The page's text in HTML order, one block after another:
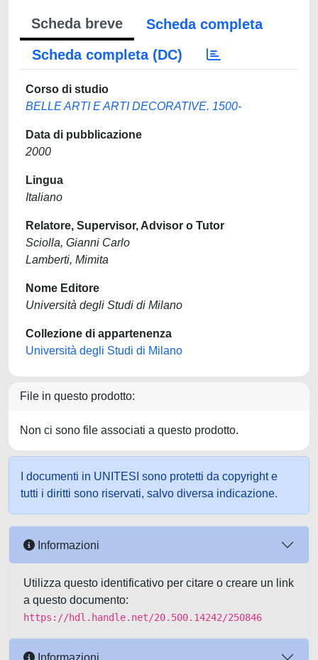
Scheda breve
Scheda completa
Scheda completa (DC)
Corso di studio
BELLE ARTI E ARTI DECORATIVE. 1500-
Data di pubblicazione
2000
Lingua
Italiano
Relatore, Supervisor, Advisor o Tutor
Sciolla, Gianni Carlo
Lamberti, Mimita
Nome Editore
Università degli Studi di Milano
Collezione di appartenenza
Università degli Studi di Milano
File in questo prodotto:
Non ci sono file associati a questo prodotto.
I documenti in UNITESI sono protetti da copyright e
tutti i diritti sono riservati, salvo diversa indicazione.
Informazioni
Utilizza questo identificativo per citare o creare un link
a questo documento:
https://hdl.handle.net/20.500.14242/250846
Informazioni